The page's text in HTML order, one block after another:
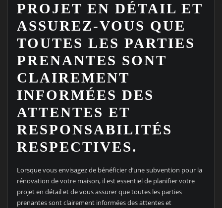
PROJET EN DÉTAIL ET
ASSUREZ-VOUS QUE
TOUTES LES PARTIES
PRENANTES SONT
CLAIREMENT
INFORMÉES DES
ATTENTES ET
RESPONSABILITÉS
RESPECTIVES.
Lorsque vous envisagez de bénéficier d’une subvention pour la
rénovation de votre maison, il est essentiel de planifier votre
projet en détail et de vous assurer que toutes les parties
prenantes sont clairement informées des attentes et